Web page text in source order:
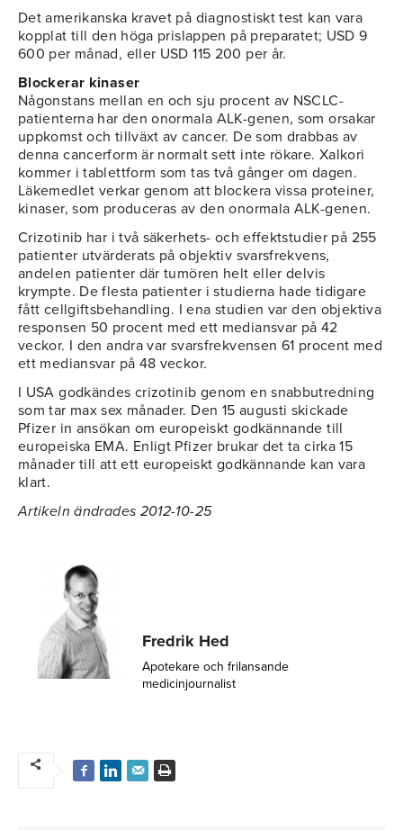
Det amerikanska kravet på diagnostiskt test kan vara
kopplat till den höga prislappen på preparatet; USD 9
600 per månad, eller USD 115 200 per år.
Blockerar kinaser
Någonstans mellan en och sju procent av NSCLC-
patienterna har den onormala ALK-genen, som orsakar
uppkomst och tillväxt av cancer. De som drabbas av
denna cancerform är normalt sett inte rökare. Xalkori
kommer i tablettform som tas två gånger om dagen.
Läkemedlet verkar genom att blockera vissa proteiner,
kinaser, som produceras av den onormala ALK-genen.
Crizotinib har i två säkerhets- och effektstudier på 255
patienter utvärderats på objektiv svarsfrekvens,
andelen patienter där tumören helt eller delvis
krympte. De flesta patienter i studierna hade tidigare
fått cellgiftsbehandling. I ena studien var den objektiva
responsen 50 procent med ett mediansvar på 42
veckor. I den andra var svarsfrekvensen 61 procent med
ett mediansvar på 48 veckor.
I USA godkändes crizotinib genom en snabbutredning
som tar max sex månader. Den 15 augusti skickade
Pfizer in ansökan om europeiskt godkännande till
europeiska EMA. Enligt Pfizer brukar det ta cirka 15
månader till att ett europeiskt godkännande kan vara
klart.
Artikeln ändrades 2012-10-25
Fredrik Hed
Apotekare och frilansande
medicinjournalist